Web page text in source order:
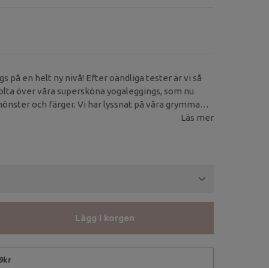
på en helt ny nivå! Efter oändliga tester är vi så
över våra supersköna yogaleggings, som nu
och färger. Vi har lyssnat på våra grymma
dessa yogaleggings.
Läs mer
Lägg i korgen